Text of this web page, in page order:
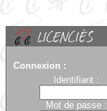
Connexion :
Identifiant :
Mot de passe :